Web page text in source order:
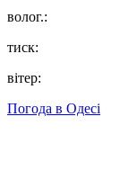
волог.:
тиск:
вітер:
Погода в Одесі